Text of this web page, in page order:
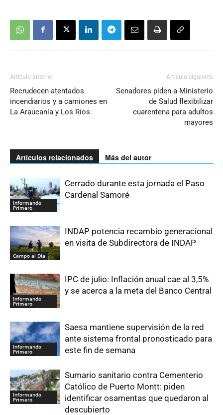
Artículo anterior
Recrudecen atentados
incendiarios y a camiones en
La Araucanía y Los Ríos.
Artículo siguiente
Senadores piden a Ministerio
de Salud flexibilizar
cuarentena para adultos
mayores
Artículos relacionados Más del autor
Informando
Primero
Cerrado durante esta jornada el Paso
Cardenal Samoré
Campo al Día
INDAP potencia recambio generacional
en visita de Subdirectora de INDAP
Informando
Primero
IPC de julio: Inflación anual cae al 3,5%
y se acerca a la meta del Banco Central
Informando
Primero
Saesa mantiene supervisión de la red
ante sistema frontal pronosticado para
este fin de semana
Informando
Primero
Sumario sanitario contra Cementerio
Católico de Puerto Montt: piden
identificar osamentas que quedaron al
descubierto